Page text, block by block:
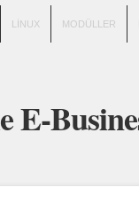
LINUX MODÜLLER